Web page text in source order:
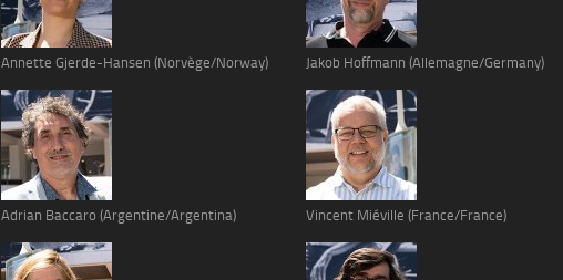
Annette Gjerde-Hansen (Norvège/Norway)
Adrian Baccaro (Argentine/Argentina)
Jakob Hoffmann (Allemagne/Germany)
Vincent Miéville (France/France)